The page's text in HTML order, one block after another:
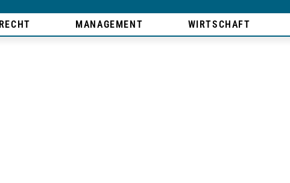
RECHT MANAGEMENT WIRTSCHAFT